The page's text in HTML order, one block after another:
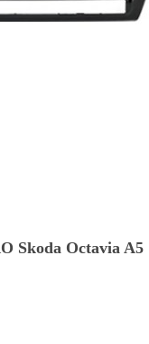
Skoda Octavia A5